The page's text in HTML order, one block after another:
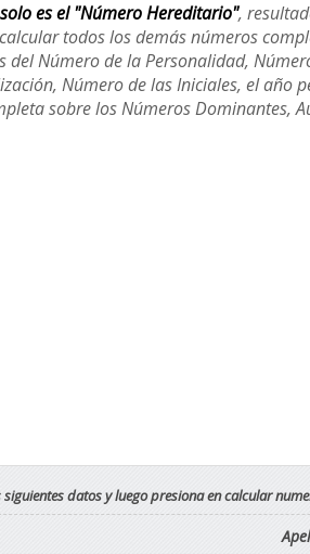
es el "Número Hereditario",
todos los demás números
del Número de la Personalidad,
Número de las Iniciales, el año
sobre los Números Dominantes,
siguientes datos y luego presiona en calcular